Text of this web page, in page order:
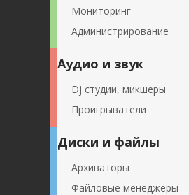
Мониторинг
Администрирование
Аудио и звук
Dj студии, микшеры
Проигрыватели
Диски и файлы
Архиваторы
Файловые менеджеры